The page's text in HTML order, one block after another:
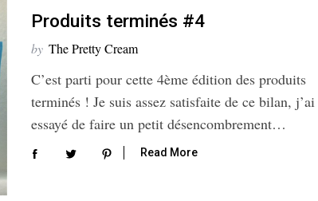
Produits terminés #4
by The Pretty Cream
C’est parti pour cette 4ème édition des produits
terminés ! Je suis assez satisfaite de ce bilan, j’ai
essayé de faire un petit désencombrement…
Read More